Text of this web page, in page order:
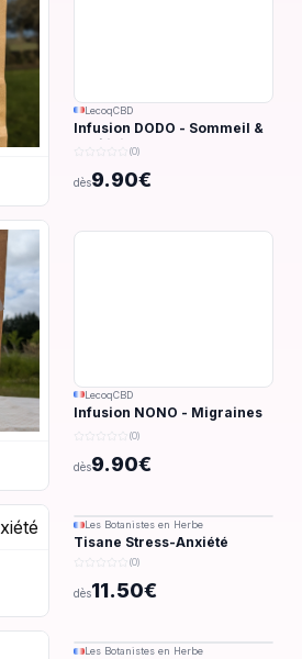
LecoqCBD
Infusion DODO - Sommeil &
anxiété - 32g
(0)
dès9.90€
LecoqCBD
Infusion NONO - Migraines
& douleurs - 28g
(0)
dès9.90€
Les Botanistes en Herbe
Tisane Stress-Anxiété
(0)
dès11.50€
Les Botanistes en Herbe